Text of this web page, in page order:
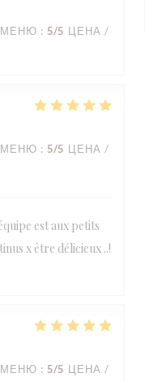
МЕНЮ : 5/5 ЦЕНА /
МЕНЮ : 5/5 ЦЕНА /
est aux petits
x être délicieux ..!
МЕНЮ : 5/5 ЦЕНА /